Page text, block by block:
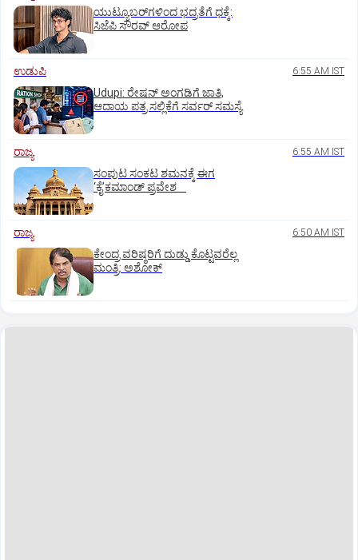
ಯುಟ್ಯೂಬರ್‌ಗಳಿಂದ ಭದ್ರತೆಗೆ ಧಕ್ಕೆ:
ಸಿಜೆಪಿ ಸೌರವ್‌ ಆರೋಪ
ಉಡುಪಿ 6:55 AM IST
Udupi: ರೇಷನ್‌ ಅಂಗಡಿಗೆ ಜಾತಿ,
ಆದಾಯ ಪತ್ರ ಸಲ್ಲಿಕೆಗೆ ಸರ್ವರ್‌ ಸಮಸ್ಯೆ
ರಾಜ್ಯ 6:55 AM IST
ಸಂಪುಟ ಸಂಕಟ ಶಮನಕ್ಕೆ ಈಗ
‘ಕೈ’ಕಮಾಂಡ್‌ ಪ್ರವೇಶ
ರಾಜ್ಯ 6:50 AM IST
ಕೇಂದ್ರ ವರಿಷ್ಠರಿಗೆ ದುಡ್ಡು ಕೊಟ್ಟವರೆಲ್ಲ
ಮಂತ್ರಿ: ಅಶೋಕ್